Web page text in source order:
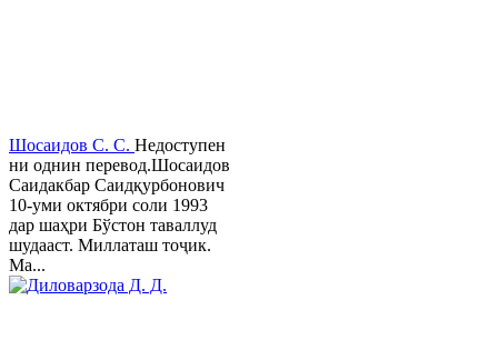
Шосаидов С. С. Недоступен
ни однин перевод.Шосаидов
Саидакбар Саидқурбонович
10-уми октябри соли 1993
дар шаҳри Бўстон таваллуд
шудааст. Миллаташ тоҷик.
Ма...